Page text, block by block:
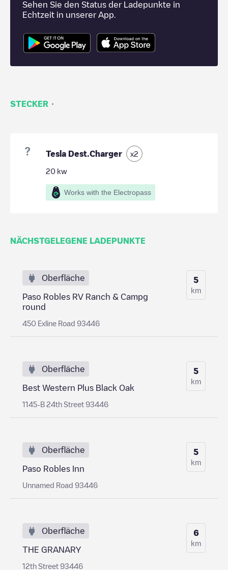
Sehen Sie den Status der Ladepunkte in
Echtzeit in unserer App.
STECKER ·
Tesla Dest.Charger x2
20 kw
Works with the Electropass
NÄCHSTGELEGENE LADEPUNKTE
Oberfläche
Paso Robles RV Ranch & Campg
round
450 Exline Road 93446
5
km
Oberfläche
Best Western Plus Black Oak
1145-B 24th Street 93446
5
km
Oberfläche
Paso Robles Inn
Unnamed Road 93446
5
km
Oberfläche
THE GRANARY
12th Street 93446
6
km